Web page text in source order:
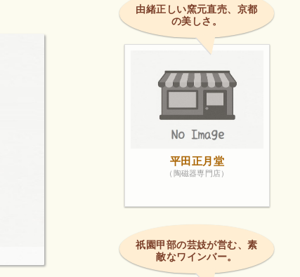
由緒正しい窯元直売、京都
の美しさ。
平田正月堂
（陶磁器専門店）
祇園甲部の芸妓が営む、素
敵なワインバー。